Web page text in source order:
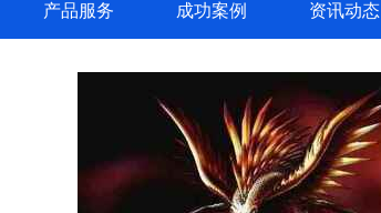
产品服务 成功案例 资讯动态